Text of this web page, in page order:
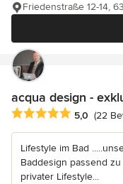
Friedenstraße 12-14,
acqua design -
Durchschnittliche
5,0 (22
Lifestyle im Bad
Baddesign passend
privater Lifestyle...